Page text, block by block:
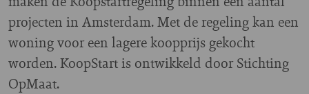
projecten in Amsterdam. Met de regeling kan een
woning voor een lagere koopprijs gekocht
worden. KoopStart is ontwikkeld door Stichting
OpMaat.